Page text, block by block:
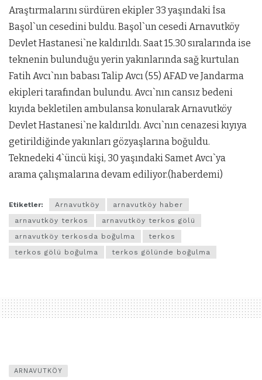
Araştırmalarını sürdüren ekipler 33 yaşındaki İsa
Başol`un cesedini buldu. Başol`un cesedi Arnavutköy
Devlet Hastanesi`ne kaldırıldı. Saat 15.30 sıralarında ise
teknenin bulunduğu yerin yakınlarında sağ kurtulan
Fatih Avcı`nın babası Talip Avcı (55) AFAD ve Jandarma
ekipleri tarafından bulundu. Avcı`nın cansız bedeni
kıyıda bekletilen ambulansa konularak Arnavutköy
Devlet Hastanesi`ne kaldırıldı. Avcı`nın cenazesi kıyıya
getirildiğinde yakınları gözyaşlarına boğuldu.
Teknedeki 4`üncü kişi, 30 yaşındaki Samet Avcı`ya
arama çalışmalarına devam ediliyor.(haberdemi)
Etiketler: Arnavutköy
arnavutköy haber
arnavutköy terkos
arnavutköy terkos gölü
arnavutköy terkosda boğulma
terkos
terkos gölü boğulma
terkos gölünde boğulma
ARNAVUTKÖY